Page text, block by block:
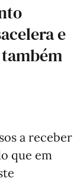
e
a receber
que em